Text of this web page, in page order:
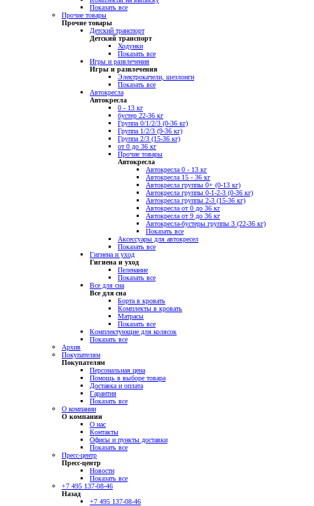
Показать все
Прочие товары
Прочие товары
Детский транспорт
Детский транспорт
Ходунки
Показать все
Игры и развлечения
Игры и развлечения
Электрокачели, шезлонги
Показать все
Автокресла
Автокресла
0 - 13 кг
бустер 22-36 кг
Группа 0/1/2/3 (0-36 кг)
Группа 1/2/3 (9-36 кг)
Группа 2/3 (15-36 кг)
от 0 до 36 кг
Прочие товары
Автокресла
Автокресла 0 - 13 кг
Автокресла 15 - 36 кг
Автокресла группы 0+ (0-13 кг)
Автокресла группы 0-1-2-3 (0-36 кг)
Автокресла группы 2-3 (15-36 кг)
Автокресла от 0 до 36 кг
Автокресла от 9 до 36 кг
Автокресла-бустеры группы 3 (22-36 кг)
Показать все
Аксессуары для автокресел
Показать все
Гигиена и уход
Гигиена и уход
Пеленание
Показать все
Все для сна
Все для сна
Борта в кровать
Комплекты в кровать
Матрасы
Показать все
Комплектующие для колясок
Показать все
Архив
Покупателям
Покупателям
Персональная цена
Помощь в выборе товара
Доставка и оплата
Гарантия
Показать все
О компании
О компании
О нас
Контакты
Офисы и пункты доставки
Показать все
Пресс-центр
Пресс-центр
Новости
Показать все
+7 495 137-08-46
Назад
+7 495 137-08-46